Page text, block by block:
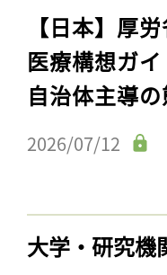
【日本】厚
医療構想ガイ
自治体主導
2026/07/12
大学・研究機